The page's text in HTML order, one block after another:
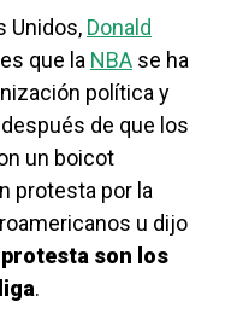
Unidos, Donald
que la NBA se ha
política y
de que los
un boicot
protesta por la
u dijo
protesta son los
.